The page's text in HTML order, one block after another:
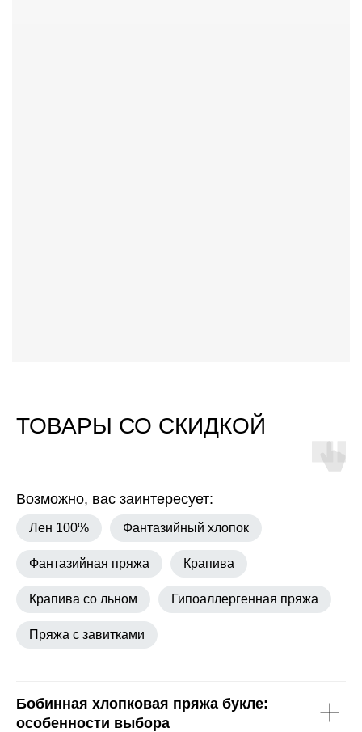
ТОВАРЫ СО СКИДКОЙ
Возможно, вас заинтересует:
Лен 100% Фантазийный хлопок
Фантазийная пряжа Крапива
Крапива со льном Гипоаллергенная пряжа
Пряжа с завитками
Бобинная хлопковая пряжа букле:
особенности выбора